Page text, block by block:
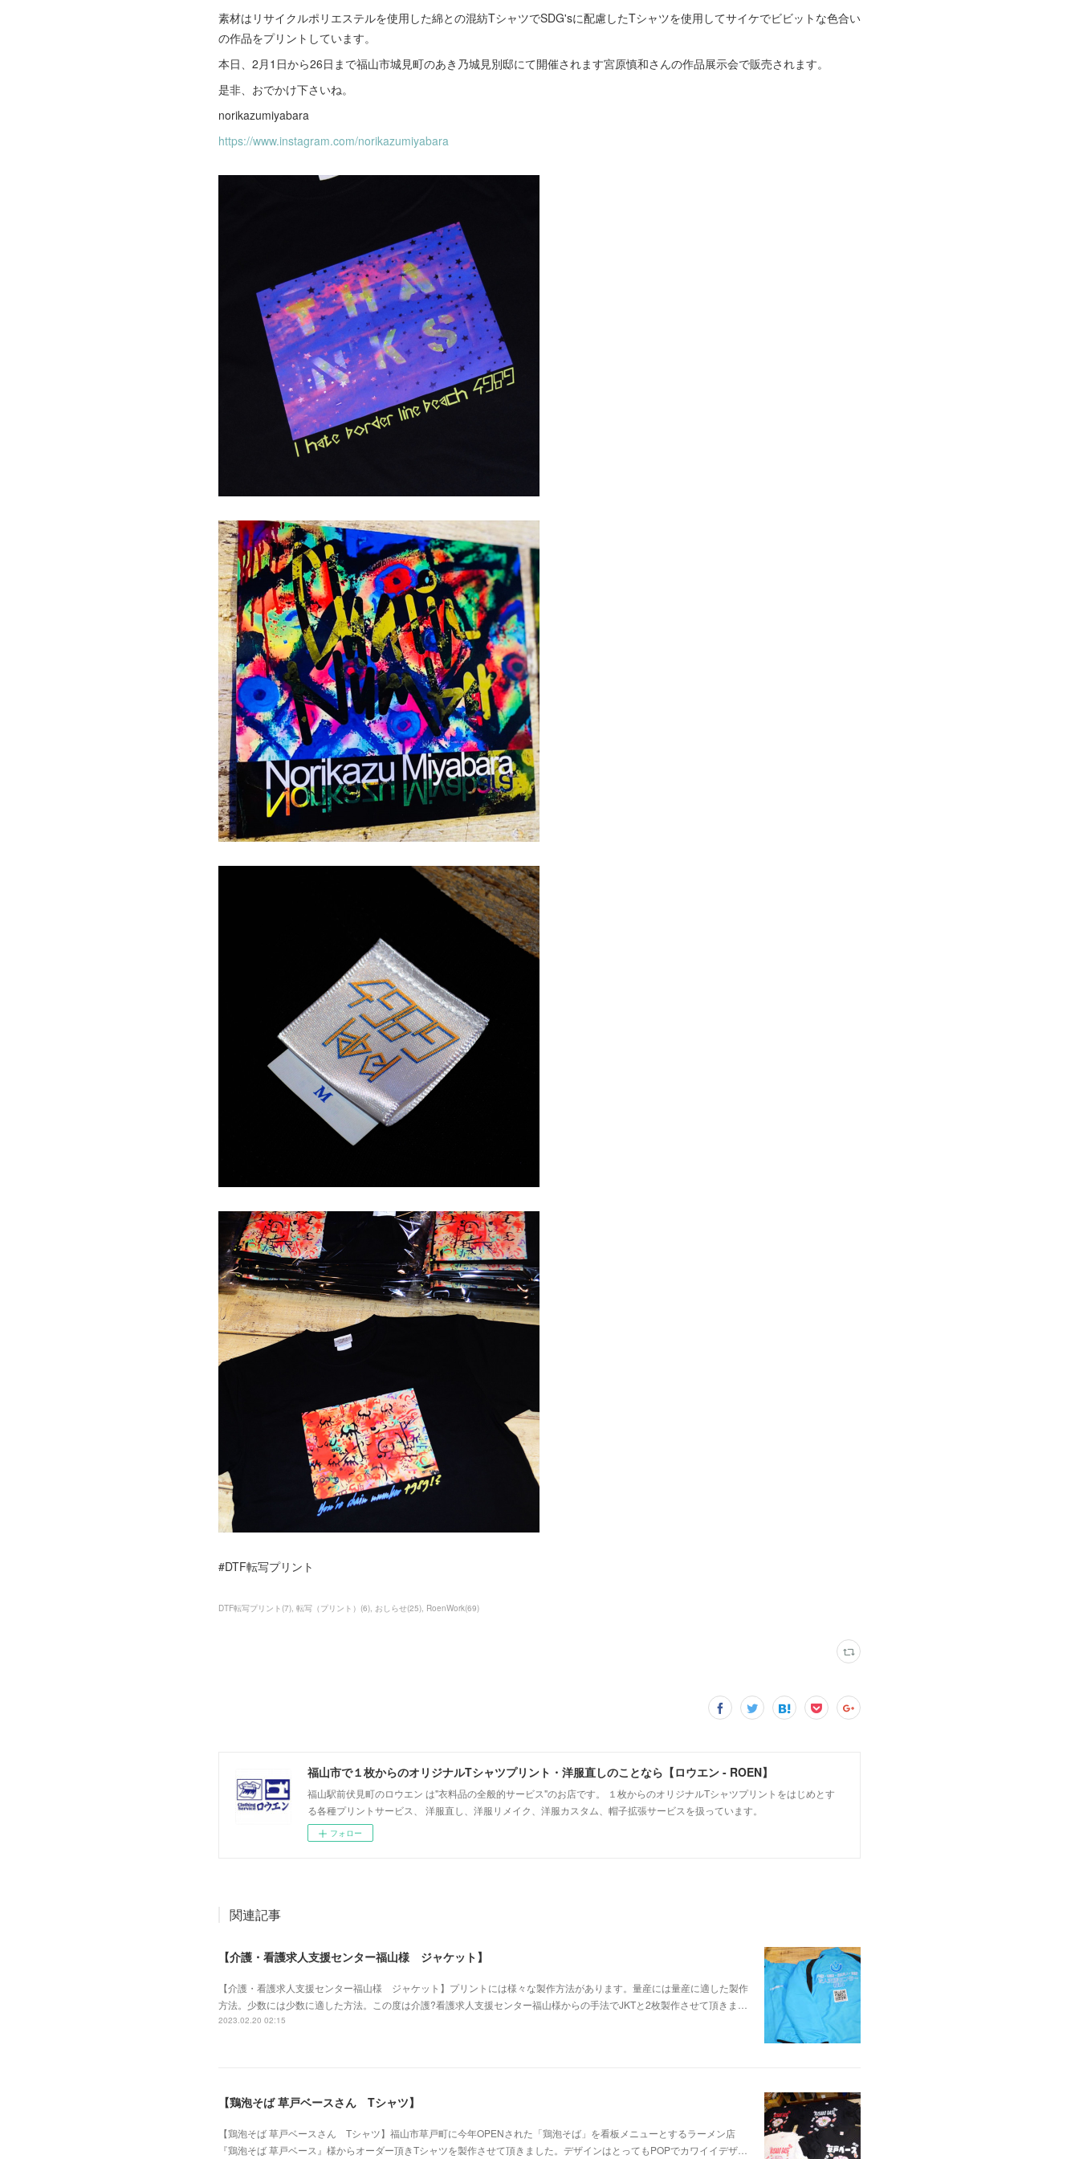
素材はリサイクルポリエステルを使用した綿との混紡TシャツでSDG'sに配慮したTシャツを使用してサイケでビビットな色合い
の作品をプリントしています。
本日、2月1日から26日まで福山市城見町のあき乃城見別邸にて開催されます宮原慎和さんの作品展示会で販売されます。
是非、おでかけ下さいね。
norikazumiyabara
https://www.instagram.com/norikazumiyabara
#DTF転写プリント
DTF転写プリント (7) 転写（プリント） (6) おしらせ(25) RoenWork(69)
福山市で１枚からのオリジナルTシャツプリント・洋服直しのことなら【ロウエン - ROEN】
福山駅前伏見町のロウエン は"衣料品の全般的サービス"のお店です。 １枚からのオリジナルTシャツプリントをはじめとす
る各種プリントサービス、 洋服直し、洋服リメイク、洋服カスタム、帽子拡張サービスを扱っています。
フォロー
関連記事
【介護・看護求人支援センター福山様 ジャケット】
【介護・看護求人支援センター福山様 ジャケット】プリントには様々な製作方法があります。量産には量産に適した製作
方法。少数には少数に適した方法。この度は介護?看護求人支援センター福山様からの手法でJKTと2枚製作させて頂きま…
2023.02.20 02:15
【鶏泡そば 草戸ベースさん Tシャツ】
【鶏泡そば 草戸ベースさん Tシャツ】福山市草戸町に今年OPENされた「鶏泡そば」を看板メニューとするラーメン店
『鶏泡そば 草戸ベース』様からオーダー頂きTシャツを製作させて頂きました。デザインはとってもPOPでカワイイデザ…